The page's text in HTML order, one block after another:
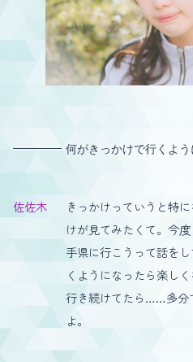
何がきっかけで行くよう
佐佐木
きっかけっていうと特
けが見てみたくて。今
手県に行こうって話を
くようになったら楽し
行き続けてたら……多分
よ。